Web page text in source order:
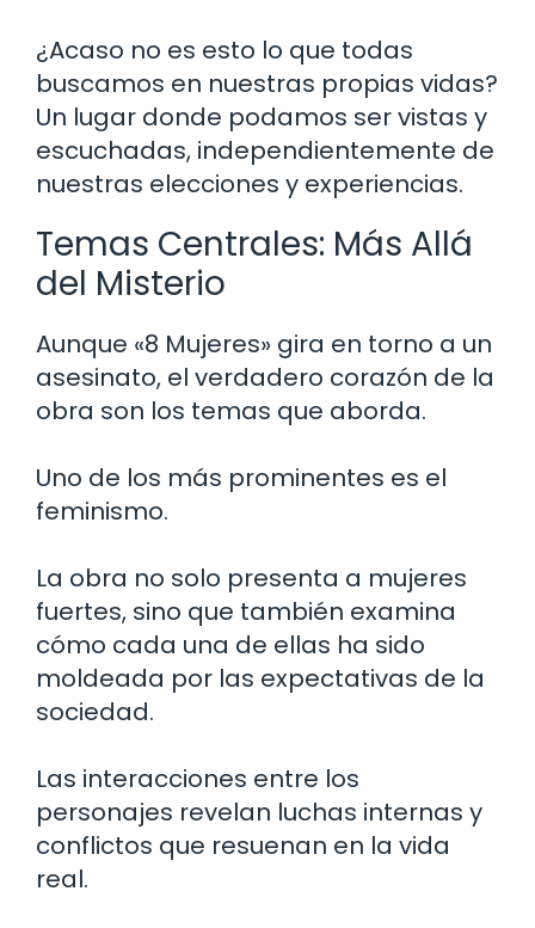
¿Acaso no es esto lo que todas
buscamos en nuestras propias vidas?
Un lugar donde podamos ser vistas y
escuchadas, independientemente de
nuestras elecciones y experiencias.
Temas Centrales: Más Allá
del Misterio
Aunque «8 Mujeres» gira en torno a un
asesinato, el verdadero corazón de la
obra son los temas que aborda.
Uno de los más prominentes es el
feminismo.
La obra no solo presenta a mujeres
fuertes, sino que también examina
cómo cada una de ellas ha sido
moldeada por las expectativas de la
sociedad.
Las interacciones entre los
personajes revelan luchas internas y
conflictos que resuenan en la vida
real.